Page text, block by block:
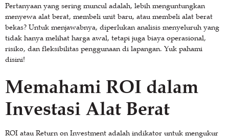
Pertanyaan yang sering muncul adalah, lebih menguntungkan
menyewa alat berat, membeli unit baru, atau membeli alat berat
bekas? Untuk menjawabnya, diperlukan analisis menyeluruh yang
tidak hanya melihat harga awal, tetapi juga biaya operasional,
risiko, dan fleksibilitas penggunaan di lapangan. Yuk pahami
disini!
Memahami ROI dalam
Investasi Alat Berat
ROI atau Return on Investment adalah indikator untuk mengukur